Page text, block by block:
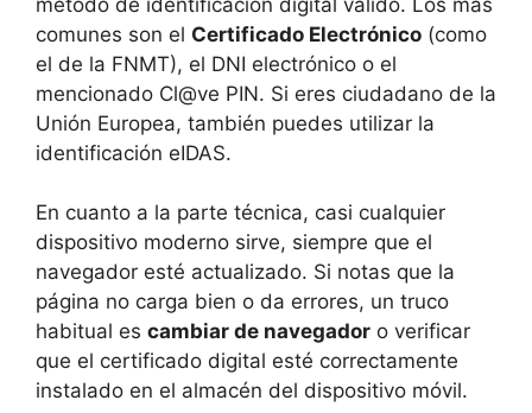
comunes son el Certificado Electrónico (como
el de la FNMT), el DNI electrónico o el
mencionado Cl@ve PIN. Si eres ciudadano de la
Unión Europea, también puedes utilizar la
identificación eIDAS.
En cuanto a la parte técnica, casi cualquier
dispositivo moderno sirve, siempre que el
navegador esté actualizado. Si notas que la
página no carga bien o da errores, un truco
habitual es cambiar de navegador o verificar
que el certificado digital esté correctamente
instalado en el almacén del dispositivo móvil.